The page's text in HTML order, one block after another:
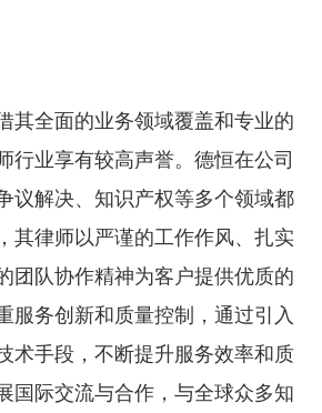
其全面的业务领域覆盖和专业的
行业享有较高声誉。德恒在公司
议解决、知识产权等多个领域都
其律师以严谨的工作作风、扎实
团队协作精神为客户提供优质的
服务创新和质量控制，通过引入
术手段，不断提升服务效率和质
国际交流与合作，与全球众多知